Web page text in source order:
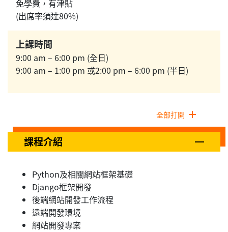
免學費，有津貼
(出席率須達80%)
上課時間
9:00 am – 6:00 pm (全日)
9:00 am – 1:00 pm 或2:00 pm – 6:00 pm (半日)
全部打開
課程介紹
Python及相關網站框架基礎
Django框架開發
後端網站開發工作流程
遠端開發環境
網站開發專案